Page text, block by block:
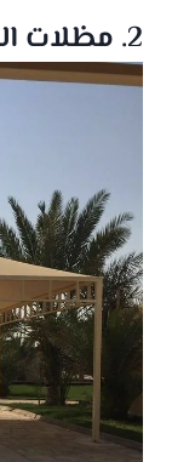
2. مظلات الحدائق